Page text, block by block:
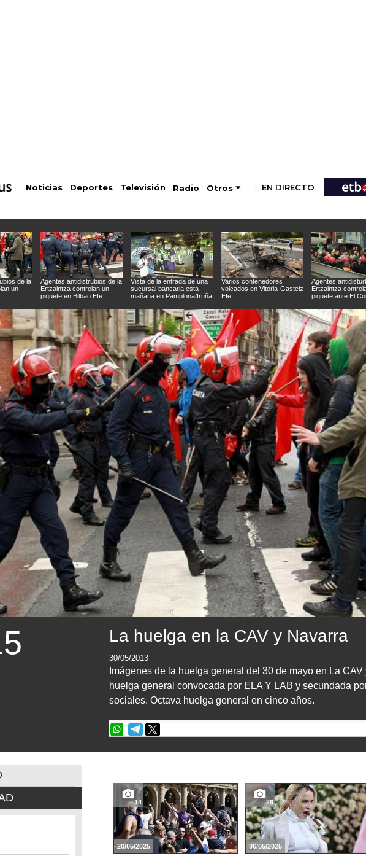
Noticias Deportes Televisión Radio Otros EN DIRECTO
de la
un
Agentes antidistrubios de la
Ertzaintza controlan un
piquete en Bilbao Efe
Vista de la entrada de una
sucursal bancaria esta
mañana en Pamplona/Iruña
Varios contenedores
volcados en Vitoria-Gasteiz
Efe
Agentes
Ertzaintza
piquete ante El
La huelga en la CAV y Navarra
30/05/2013
Imágenes de la huelga general del 30 de mayo en La
huelga general convocada por ELA Y LAB y secundada
sociales. Octava huelga general en cinco años.
14
20/05/2025
26
06/05/2025